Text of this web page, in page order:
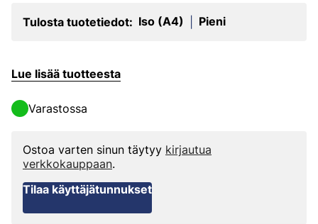
Tulosta tuotetiedot: Iso (A4) Pieni
Lue lisää tuotteesta
Varastossa
Ostoa varten sinun täytyy kirjautua
verkkokauppaan.
Tilaa käyttäjätunnukset